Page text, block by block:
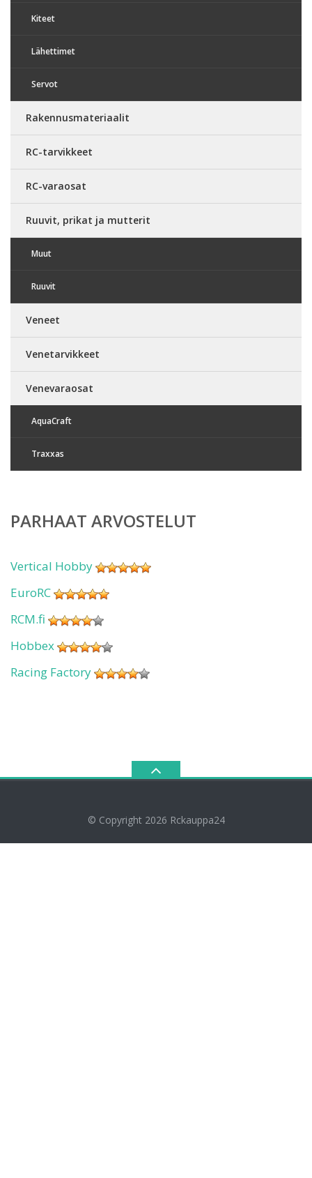
Kiteet
Lähettimet
Servot
Rakennusmateriaalit
RC-tarvikkeet
RC-varaosat
Ruuvit, prikat ja mutterit
Muut
Ruuvit
Veneet
Venetarvikkeet
Venevaraosat
AquaCraft
Traxxas
PARHAAT ARVOSTELUT
Vertical Hobby
EuroRC
RCM.fi
Hobbex
Racing Factory
© Copyright 2026 Rckauppa24